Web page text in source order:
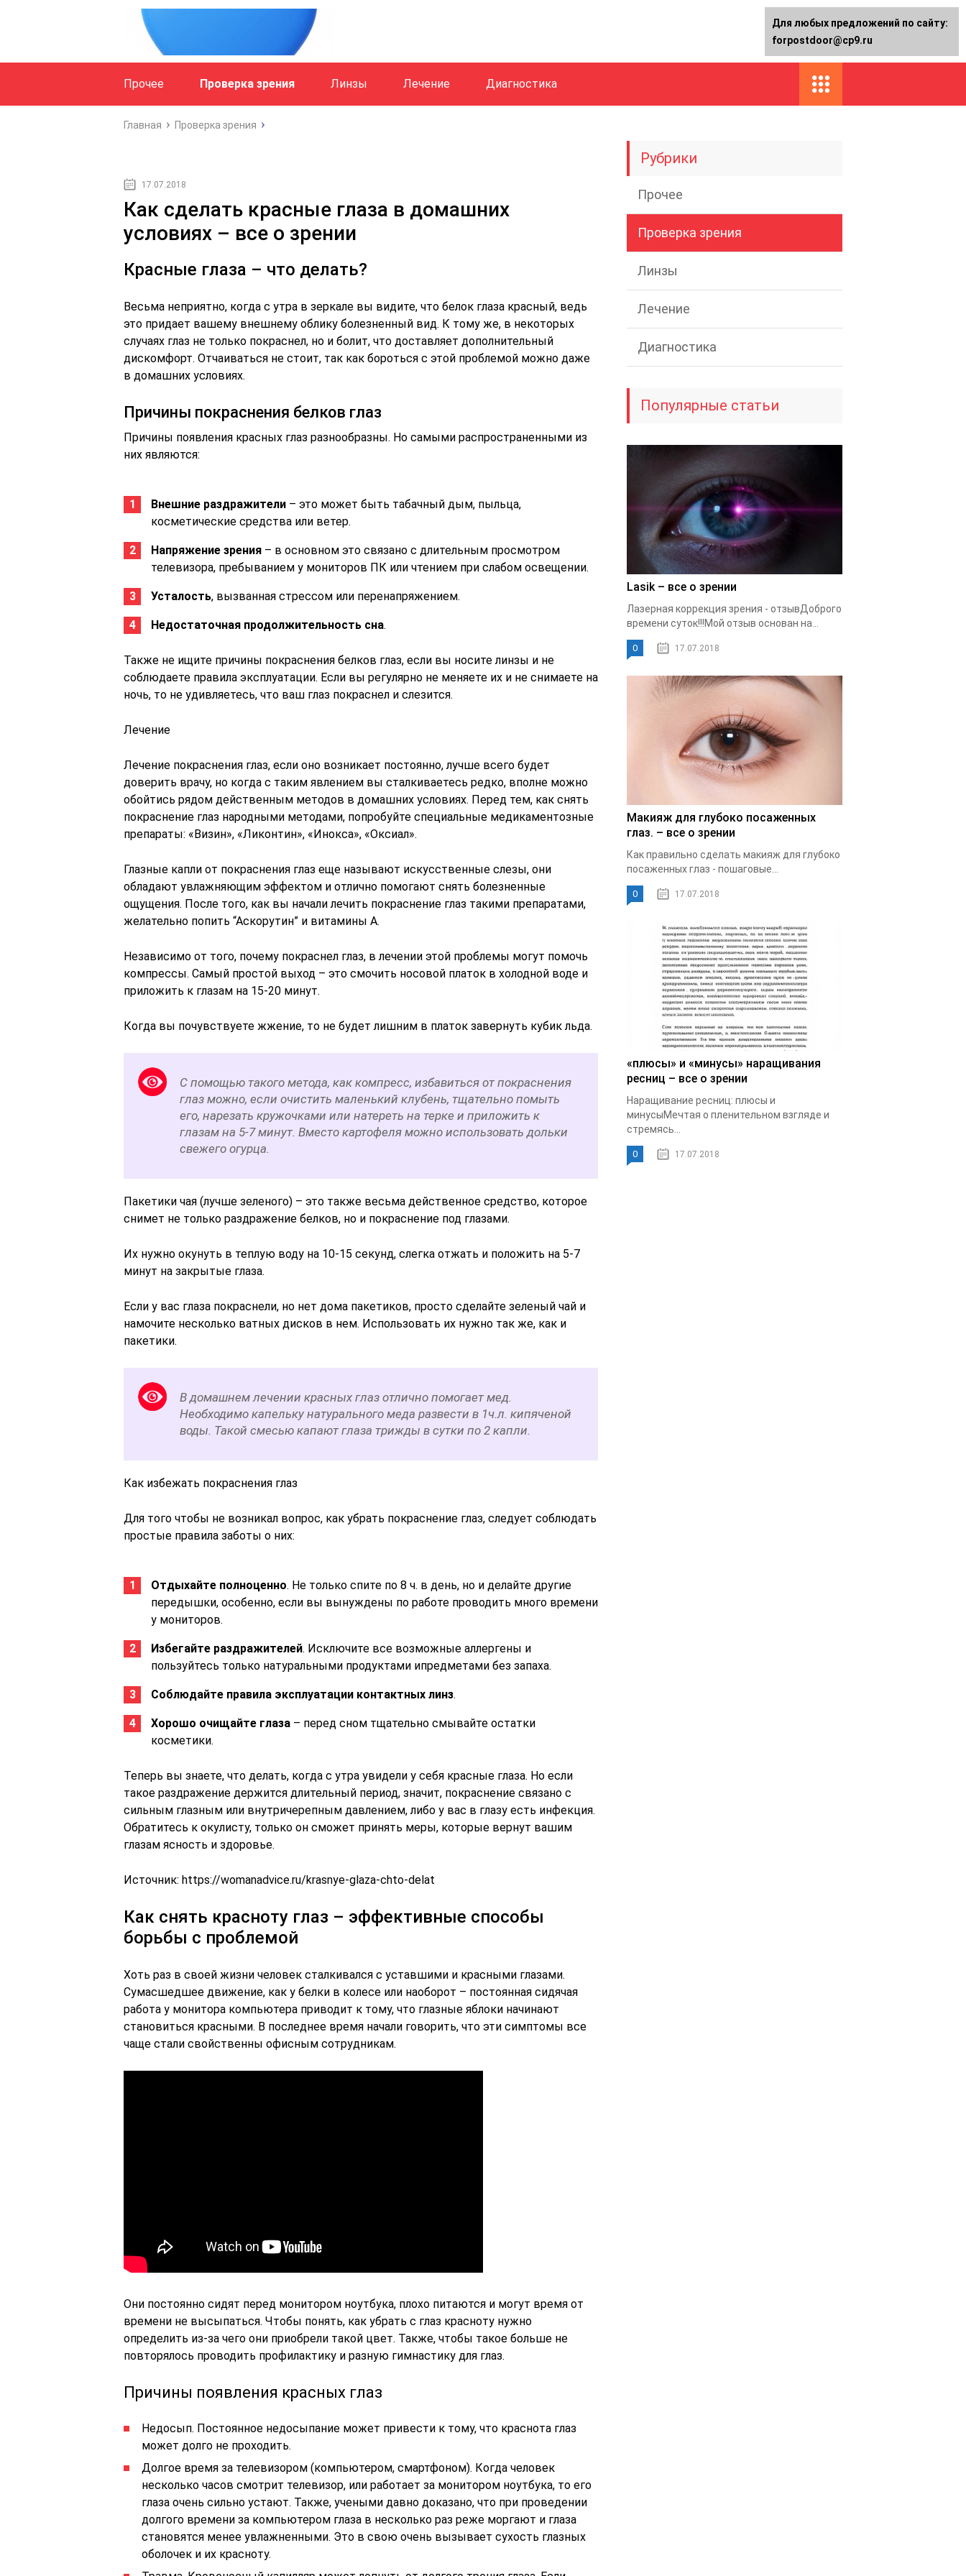
Прочее Проверка зрения Линзы Лечение Диагностика
Главная Проверка зрения
17.07.2018
Как сделать красные глаза в домашних
условиях – все о зрении
Красные глаза – что делать?
Весьма неприятно, когда с утра в зеркале вы видите, что белок глаза красный, ведь
это придает вашему внешнему облику болезненный вид. К тому же, в некоторых
случаях глаз не только покраснел, но и болит, что доставляет дополнительный
дискомфорт. Отчаиваться не стоит, так как бороться с этой проблемой можно даже
в домашних условиях.
Причины покраснения белков глаз
Причины появления красных глаз разнообразны. Но самыми распространенными из
них являются:
Внешние раздражители – это может быть табачный дым, пыльца,
косметические средства или ветер.
Напряжение зрения – в основном это связано с длительным просмотром
телевизора, пребыванием у мониторов ПК или чтением при слабом освещении.
Усталость, вызванная стрессом или перенапряжением.
Недостаточная продолжительность сна.
Также не ищите причины покраснения белков глаз, если вы носите линзы и не
соблюдаете правила эксплуатации. Если вы регулярно не меняете их и не снимаете на
ночь, то не удивляетесь, что ваш глаз покраснел и слезится.
Лечение
Лечение покраснения глаз, если оно возникает постоянно, лучше всего будет
доверить врачу, но когда с таким явлением вы сталкиваетесь редко, вполне можно
обойтись рядом действенным методов в домашних условиях. Перед тем, как снять
покраснение глаз народными методами, попробуйте специальные медикаментозные
препараты: «Визин», «Ликонтин», «Инокса», «Оксиал».
Глазные капли от покраснения глаз еще называют искусственные слезы, они
обладают увлажняющим эффектом и отлично помогают снять болезненные
ощущения. После того, как вы начали лечить покраснение глаз такими препаратами,
желательно попить “Аскорутин” и витамины А.
Независимо от того, почему покраснел глаз, в лечении этой проблемы могут помочь
компрессы. Самый простой выход – это смочить носовой платок в холодной воде и
приложить к глазам на 15-20 минут.
Когда вы почувствуете жжение, то не будет лишним в платок завернуть кубик льда.
С помощью такого метода, как компресс, избавиться от покраснения
глаз можно, если очистить маленький клубень, тщательно помыть
его, нарезать кружочками или натереть на терке и приложить к
глазам на 5-7 минут. Вместо картофеля можно использовать дольки
свежего огурца.
Пакетики чая (лучше зеленого) – это также весьма действенное средство, которое
снимет не только раздражение белков, но и покраснение под глазами.
Их нужно окунуть в теплую воду на 10-15 секунд, слегка отжать и положить на 5-7
минут на закрытые глаза.
Если у вас глаза покраснели, но нет дома пакетиков, просто сделайте зеленый чай и
намочите несколько ватных дисков в нем. Использовать их нужно так же, как и
пакетики.
В домашнем лечении красных глаз отлично помогает мед.
Необходимо капельку натурального меда развести в 1ч.л. кипяченой
воды. Такой смесью капают глаза трижды в сутки по 2 капли.
Как избежать покраснения глаз
Для того чтобы не возникал вопрос, как убрать покраснение глаз, следует соблюдать
простые правила заботы о них:
Отдыхайте полноценно. Не только спите по 8 ч. в день, но и делайте другие
передышки, особенно, если вы вынуждены по работе проводить много времени
у мониторов.
Избегайте раздражителей. Исключите все возможные аллергены и
пользуйтесь только натуральными продуктами ипредметами без запаха.
Соблюдайте правила эксплуатации контактных линз.
Хорошо очищайте глаза – перед сном тщательно смывайте остатки
косметики.
Теперь вы знаете, что делать, когда с утра увидели у себя красные глаза. Но если
такое раздражение держится длительный период, значит, покраснение связано с
сильным глазным или внутричерепным давлением, либо у вас в глазу есть инфекция.
Обратитесь к окулисту, только он сможет принять меры, которые вернут вашим
глазам ясность и здоровье.
Источник: https://womanadvice.ru/krasnye-glaza-chto-delat
Как снять красноту глаз – эффективные способы
борьбы с проблемой
Хоть раз в своей жизни человек сталкивался с уставшими и красными глазами.
Сумасшедшее движение, как у белки в колесе или наоборот – постоянная сидячая
работа у монитора компьютера приводит к тому, что глазные яблоки начинают
становиться красными. В последнее время начали говорить, что эти симптомы все
чаще стали свойственны офисным сотрудникам.
Они постоянно сидят перед монитором ноутбука, плохо питаются и могут время от
времени не высыпаться. Чтобы понять, как убрать с глаз красноту нужно
определить из-за чего они приобрели такой цвет. Также, чтобы такое больше не
повторялось проводить профилактику и разную гимнастику для глаз.
Причины появления красных глаз
Недосып. Постоянное недосыпание может привести к тому, что краснота глаз
может долго не проходить.
Долгое время за телевизором (компьютером, смартфоном). Когда человек
несколько часов смотрит телевизор, или работает за монитором ноутбука, то его
глаза очень сильно устают. Также, учеными давно доказано, что при проведении
долгого времени за компьютером глаза в несколько раз реже моргают и глаза
становятся менее увлажненными. Это в свою очень вызывает сухость глазных
оболочек и их красноту.
Рубрики
Прочее
Проверка зрения
Линзы
Лечение
Диагностика
Популярные статьи
Lasik – все о зрении
Лазерная коррекция зрения - отзывДоброго
времени суток!!!Мой отзыв основан на...
0 17.07.2018
Макияж для глубоко посаженных
глаз. – все о зрении
Как правильно сделать макияж для глубоко
посаженных глаз - пошаговые...
0 17.07.2018
«плюсы» и «минусы» наращивания
ресниц – все о зрении
Наращивание ресниц: плюсы и
минусыМечтая о пленительном взгляде и
стремясь...
0 17.07.2018
Для любых предложений по сайту:
forpostdoor@cp9.ru